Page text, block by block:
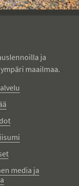
ja
maailmaa.
media ja